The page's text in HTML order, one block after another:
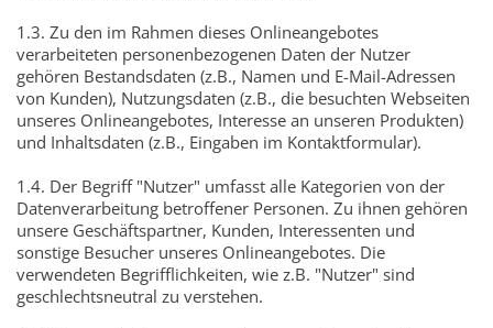
1.3. Zu den im Rahmen dieses Onlineangebotes
verarbeiteten personenbezogenen Daten der Nutzer
gehören Bestandsdaten (z.B., Namen und E-Mail-Adressen
von Kunden), Nutzungsdaten (z.B., die besuchten Webseiten
unseres Onlineangebotes, Interesse an unseren Produkten)
und Inhaltsdaten (z.B., Eingaben im Kontaktformular).
1.4. Der Begriff "Nutzer" umfasst alle Kategorien von der
Datenverarbeitung betroffener Personen. Zu ihnen gehören
unsere Geschäftspartner, Kunden, Interessenten und
sonstige Besucher unseres Onlineangebotes. Die
verwendeten Begrifflichkeiten, wie z.B. "Nutzer" sind
geschlechtsneutral zu verstehen.